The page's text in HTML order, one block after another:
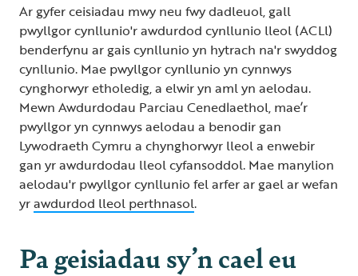
Ar gyfer ceisiadau mwy neu fwy dadleuol, gall
pwyllgor cynllunio'r awdurdod cynllunio lleol (ACLl)
benderfynu ar gais cynllunio yn hytrach na'r swyddog
cynllunio. Mae pwyllgor cynllunio yn cynnwys
cynghorwyr etholedig, a elwir yn aml yn aelodau.
Mewn Awdurdodau Parciau Cenedlaethol, mae’r
pwyllgor yn cynnwys aelodau a benodir gan
Lywodraeth Cymru a chynghorwyr lleol a enwebir
gan yr awdurdodau lleol cyfansoddol. Mae manylion
aelodau'r pwyllgor cynllunio fel arfer ar gael ar wefan
yrawdurdod lleol perthnasol.
Pa geisiadau sy’n cael eu